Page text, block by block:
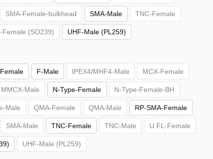
SMA-Female-bulkhead SMA-Male TNC-Female
Female (SO239) UHF-Male (PL259)
F-Male IPEX4/MHF4-Male MCX-Female
MMCX-Male N-Type-Female N-Type-Female-BH
Male QMA-Female QMA-Male RP-SMA-Female
SMA-Male TNC-Female TNC-Male U.FL-Female
UHF-Male (PL259)